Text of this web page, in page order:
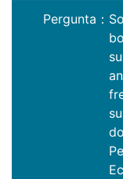
Pergunta ：